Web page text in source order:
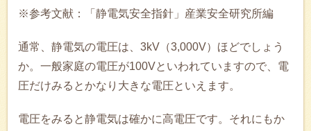
※参考文献：「静電気安全指針」産業安全研究所編
通常、静電気の電圧は、3kV（3,000V）ほどでしょう
か。一般家庭の電圧が100Vといわれていますので、電
圧だけみるとかなり大きな電圧といえます。
電圧をみると静電気は確かに高電圧です。それにもか